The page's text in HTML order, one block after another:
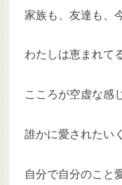
家族も、友達も、
わたしは恵まれて
こころが空虚な感
誰かに愛されたい
自分で自分のこと